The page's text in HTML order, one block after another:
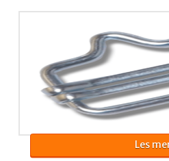
Les